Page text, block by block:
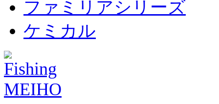
ファミリアシリーズ
ケミカル